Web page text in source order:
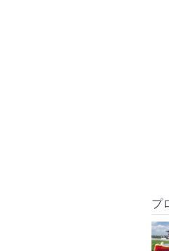
プ